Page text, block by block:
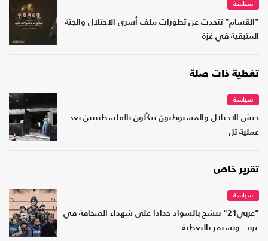
سياسة
"القسام" تتحدث عن تطورات ملف أسرى الاحتلال والجثة
المتبقية في غزة
تغطية ذات صلة
سياسة
جيش الاحتلال والمستوطنون ينكّلون بالفلسطينيين بعد
عملية تل
تقرير خاص
سياسة
"عربي21" تتشح بالسواد حدادا على شهداء الصحافة في
غزة.. وتستمر بالتغطية